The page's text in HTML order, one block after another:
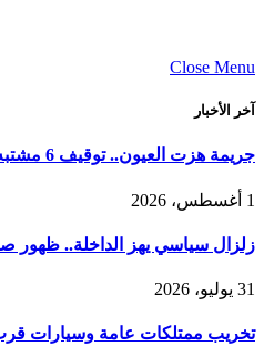
Close Menu
آخر الأخبار
جريمة هزت العيون.. توقيف 6 مشتبه فيهم بينهم قاصر في قضية مقتل فتاة ورمي جثتها بوادي الساقية الحمراء
1 أغسطس، 2026
زلزال سياسي يهز الداخلة.. ظهور
31 يوليو، 2026
تخريب ممتلكات عامة وسيارات